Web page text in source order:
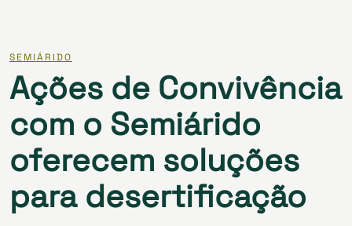
SEMIÁRIDO
Ações de Convivência
com o Semiárido
oferecem soluções
para desertificação